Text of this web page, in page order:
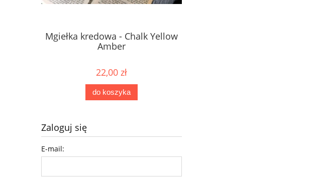
Mgiełka kredowa - Chalk Yellow
Amber
22,00 zł
do koszyka
Zaloguj się
E-mail: